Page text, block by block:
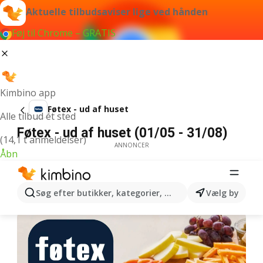
Aktuelle tilbudsaviser lige ved hånden
Føj til Chrome – GRATIS
Kimbino app
Alle tilbud ét sted
(14,1 t anmeldelser)
Åbn
Søg efter butikker, kategorier, produkter...Vælg by
Føtex - ud af huset
Føtex - ud af huset (01/05 - 31/08)
ANNONCER